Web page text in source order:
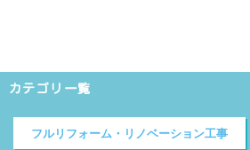
カテゴリ一覧
フルリフォーム・リノベーション工事